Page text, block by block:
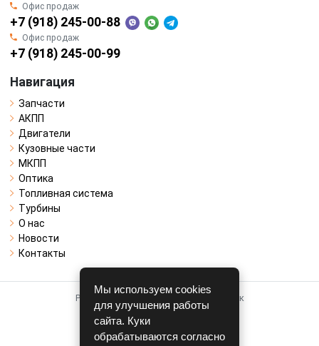
Офис продаж
+7 (918) 245-00-88
Офис продаж
+7 (918) 245-00-99
Навигация
Запчасти
АКПП
Двигатели
Кузовные части
МКПП
Оптика
Топливная система
Турбины
О нас
Новости
Контакты
Работает на системе для авторазборок
CARRO.БИЗНЕС
Полная версия
Мы используем cookies
для улучшения работы
сайта. Куки
обрабатываются согласно